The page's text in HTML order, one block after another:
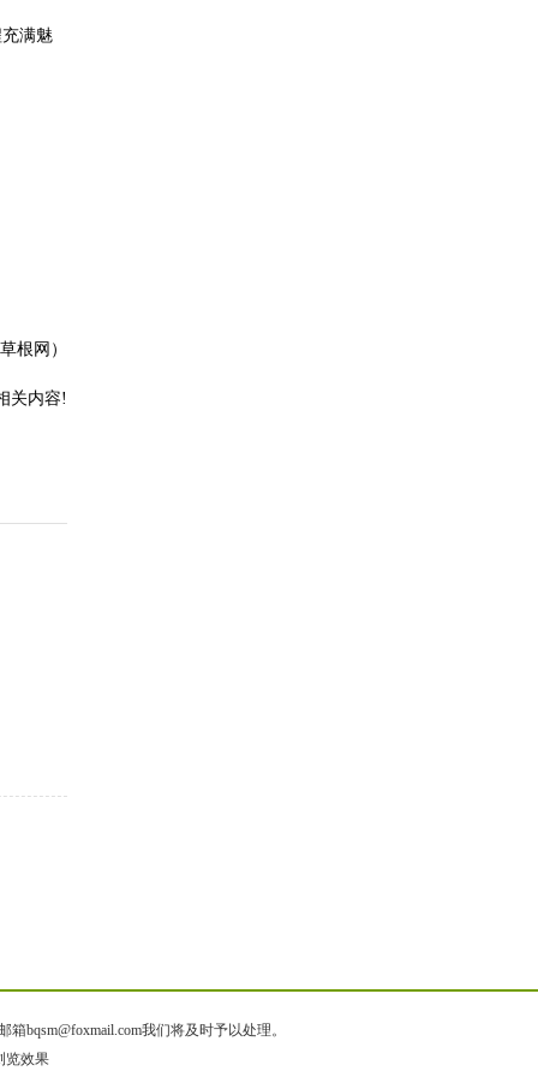
满魅
根网）
关内容!
bqsm@foxmail.com我们将及时予以处理。
览效果